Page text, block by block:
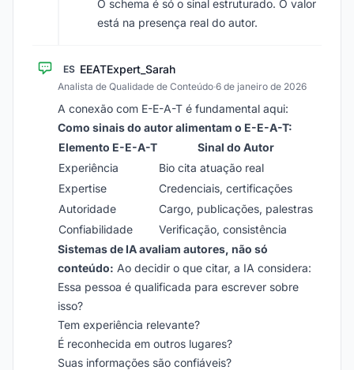
O schema é só o sinal estruturado. O valor
está na presença real do autor.
ES EEATExpert_Sarah
Analista de Qualidade de Conteúdo·6 de janeiro de 2026
A conexão com E-E-A-T é fundamental aqui:
Como sinais do autor alimentam o E-E-A-T:
Elemento E-E-A-T
Sinal do Autor
Experiência
Bio cita atuação real
Expertise
Credenciais, certificações
Autoridade
Cargo, publicações, palestras
Confiabilidade
Verificação, consistência
Sistemas de IA avaliam autores, não só
conteúdo: Ao decidir o que citar, a IA considera:
Essa pessoa é qualificada para escrever sobre
isso?
Tem experiência relevante?
É reconhecida em outros lugares?
Suas informações são confiáveis?